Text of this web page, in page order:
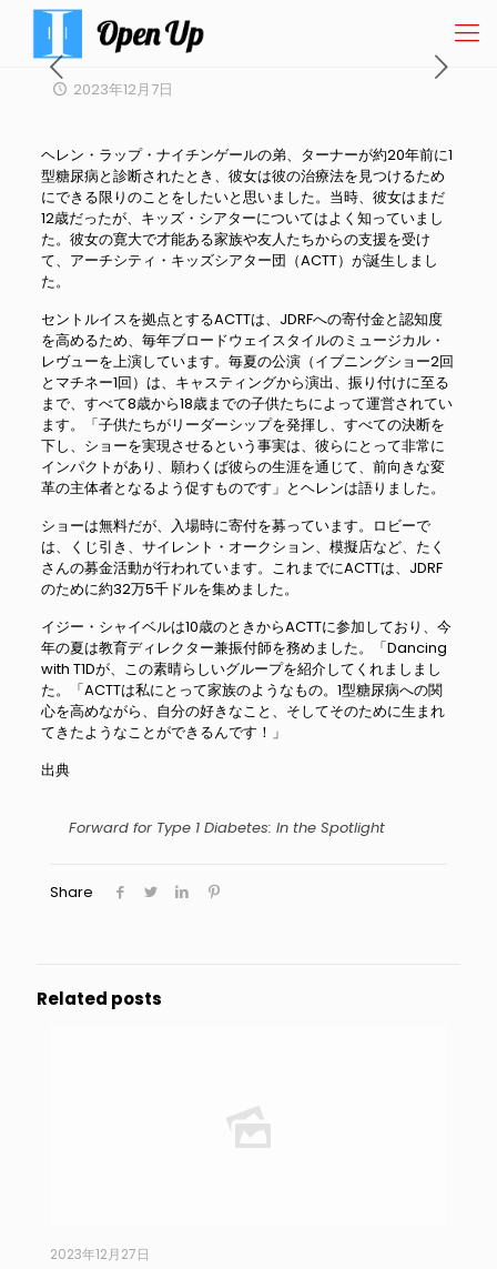
2023年12月7日
ヘレン・ラップ・ナイチンゲールの弟、ターナーが約20年前に1
型糖尿病と診断されたとき、彼女は彼の治療法を見つけるため
にできる限りのことをしたいと思いました。当時、彼女はまだ
12歳だったが、キッズ・シアターについてはよく知っていまし
た。彼女の寛大で才能ある家族や友人たちからの支援を受け
て、アーチシティ・キッズシアター団（ACTT）が誕生しまし
た。
セントルイスを拠点とするACTTは、JDRFへの寄付金と認知度
を高めるため、毎年ブロードウェイスタイルのミュージカル・
レヴューを上演しています。毎夏の公演（イブニングショー2回
とマチネー1回）は、キャスティングから演出、振り付けに至る
まで、すべて8歳から18歳までの子供たちによって運営されてい
ます。「子供たちがリーダーシップを発揮し、すべての決断を
下し、ショーを実現させるという事実は、彼らにとって非常に
インパクトがあり、願わくば彼らの生涯を通じて、前向きな変
革の主体者となるよう促すものです」とヘレンは語りました。
ショーは無料だが、入場時に寄付を募っています。ロビーで
は、くじ引き、サイレント・オークション、模擬店など、たく
さんの募金活動が行われています。これまでにACTTは、JDRF
のために約32万5千ドルを集めました。
イジー・シャイベルは10歳のときからACTTに参加しており、今
年の夏は教育ディレクター兼振付師を務めました。「Dancing
with T1Dが、この素晴らしいグループを紹介してくれましまし
た。「ACTTは私にとって家族のようなもの。1型糖尿病への関
心を高めながら、自分の好きなこと、そしてそのために生まれ
てきたようなことができるんです！」
出典
Forward for Type 1 Diabetes: In the Spotlight
Share
Related posts
2023年12月27日